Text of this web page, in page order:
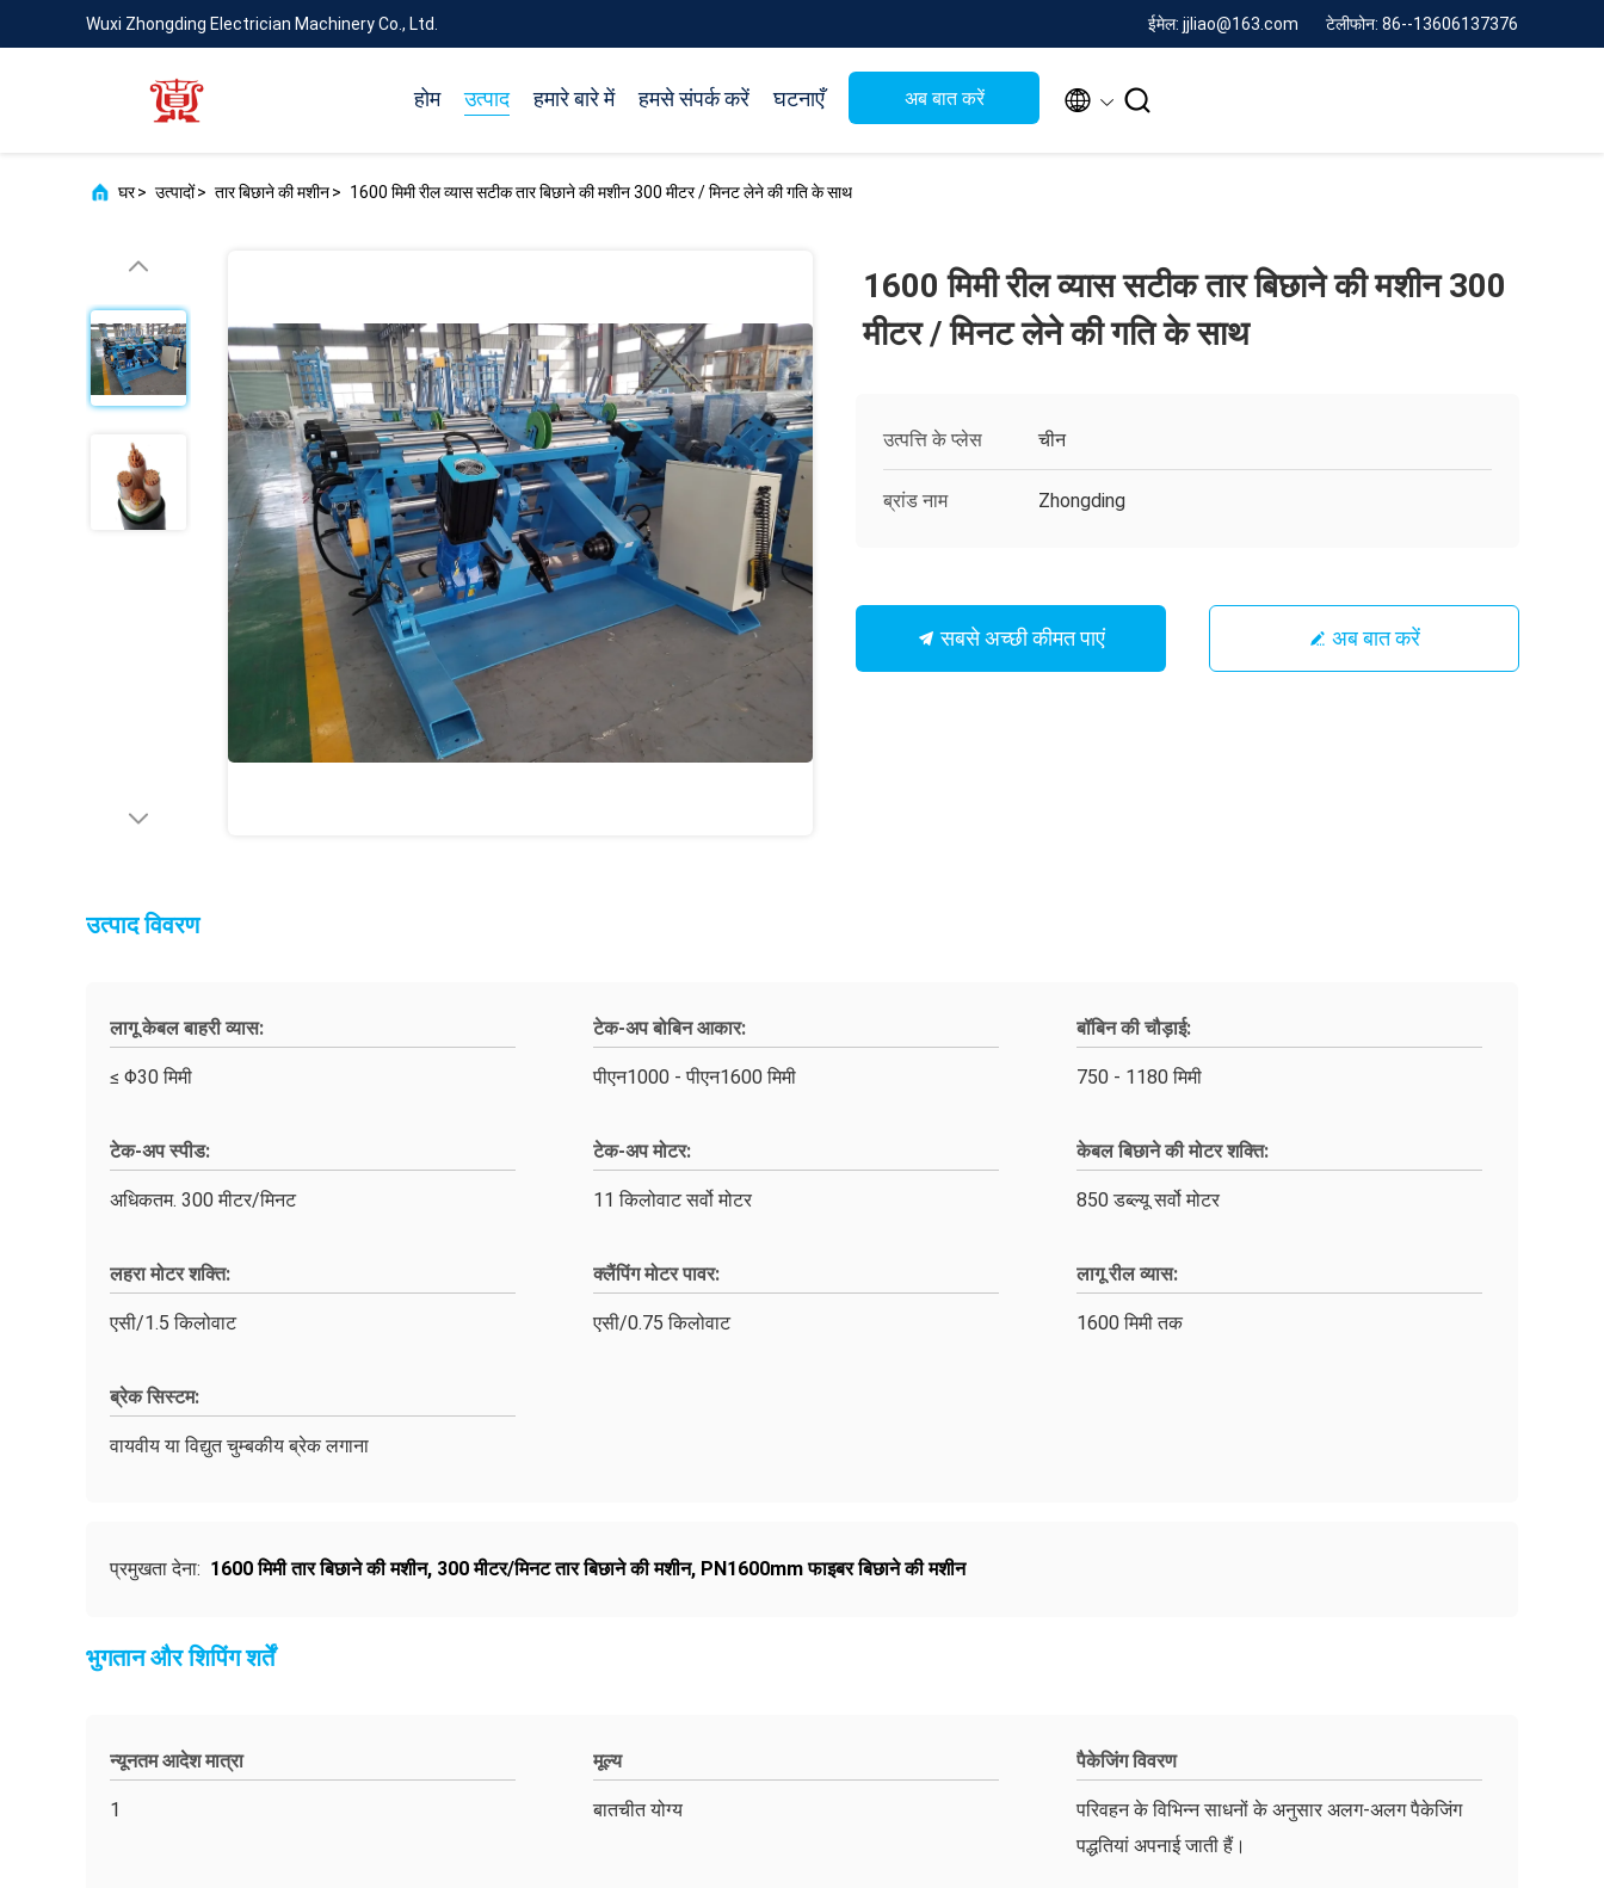
Wuxi Zhongding Electrician Machinery Co., Ltd. ईमेल: jjliao@163.com टेलीफोन: 86--13606137376
होम उत्पाद हमारे बारे में हमसे संपर्क करें घटनाएँ अब बात करें  
घर> उत्पादों> तार बिछाने की मशीन> 1600 मिमी रील व्यास सटीक तार बिछाने की मशीन 300 मीटर / मिनट लेने की गति के साथ
1600 मिमी रील व्यास सटीक तार बिछाने की मशीन 300
मीटर / मिनट लेने की गति के साथ
उत्पत्ति के प्लेस चीन
ब्रांड नाम Zhongding
सबसे अच्छी कीमत पाएं अब बात करें
उत्पाद विवरण
लागू केबल बाहरी व्यास:
≤ Φ30 मिमी
टेक-अप बोबिन आकार:
पीएन1000 - पीएन1600 मिमी
बॉबिन की चौड़ाई:
750 - 1180 मिमी
टेक-अप स्पीड:
अधिकतम. 300 मीटर/मिनट
टेक-अप मोटर:
11 किलोवाट सर्वो मोटर
केबल बिछाने की मोटर शक्ति:
850 डब्ल्यू सर्वो मोटर
लहरा मोटर शक्ति:
एसी/1.5 किलोवाट
क्लैंपिंग मोटर पावर:
एसी/0.75 किलोवाट
लागू रील व्यास:
1600 मिमी तक
ब्रेक सिस्टम:
वायवीय या विद्युत चुम्बकीय ब्रेक लगाना
प्रमुखता देना: 1600 मिमी तार बिछाने की मशीन, 300 मीटर/मिनट तार बिछाने की मशीन, PN1600mm फाइबर बिछाने की मशीन
भुगतान और शिपिंग शर्तें
न्यूनतम आदेश मात्रा
1
मूल्य
बातचीत योग्य
पैकेजिंग विवरण
परिवहन के विभिन्न साधनों के अनुसार अलग-अलग पैकेजिंग
पद्धतियां अपनाई जाती हैं।